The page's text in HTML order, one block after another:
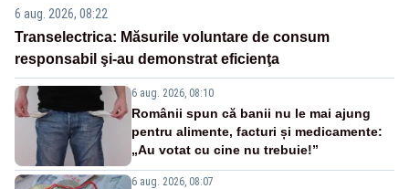
6 aug. 2026, 08:22
Transelectrica: Măsurile voluntare de consum
responsabil şi-au demonstrat eficienţa
6 aug. 2026, 08:10
Românii spun că banii nu le mai ajung
pentru alimente, facturi și medicamente:
„Au votat cu cine nu trebuie!”
6 aug. 2026, 08:07